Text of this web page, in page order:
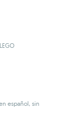
español, sin